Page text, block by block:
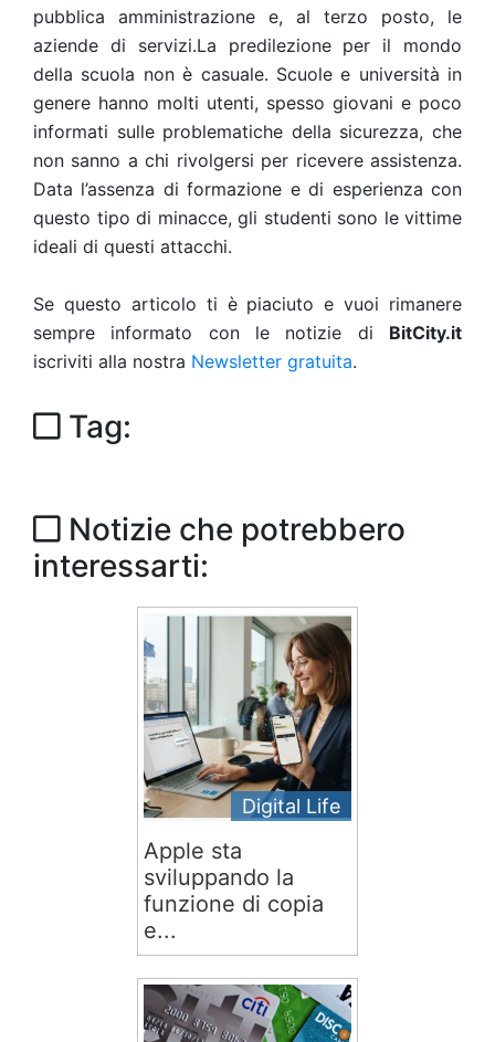
pubblica amministrazione e, al terzo posto, le
aziende di servizi.La predilezione per il mondo
della scuola non è casuale. Scuole e università in
genere hanno molti utenti, spesso giovani e poco
informati sulle problematiche della sicurezza, che
non sanno a chi rivolgersi per ricevere assistenza.
Data l’assenza di formazione e di esperienza con
questo tipo di minacce, gli studenti sono le vittime
ideali di questi attacchi.
Se questo articolo ti è piaciuto e vuoi rimanere
sempre informato con le notizie di BitCity.it
iscriviti alla nostra Newsletter gratuita.
Tag:
Notizie che potrebbero
interessarti:
Digital Life
Apple sta
sviluppando la
funzione di copia
e...